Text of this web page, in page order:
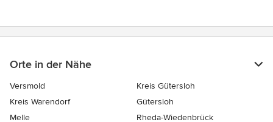
Orte in der Nähe
Versmold
Kreis Gütersloh
Kreis Warendorf
Gütersloh
Melle
Rheda-Wiedenbrück